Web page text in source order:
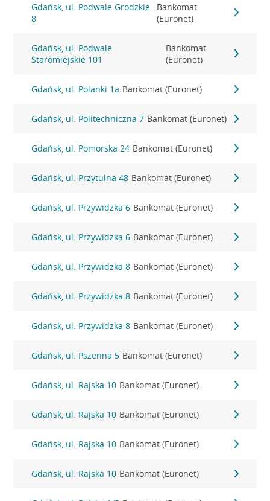
Gdańsk, ul. Podwale Grodzkie
8
Bankomat
(Euronet)
Gdańsk, ul. Podwale
Staromiejskie 101
Bankomat
(Euronet)
Gdańsk, ul. Polanki 1a Bankomat (Euronet)
Gdańsk, ul. Politechniczna 7 Bankomat (Euronet)
Gdańsk, ul. Pomorska 24 Bankomat (Euronet)
Gdańsk, ul. Przytulna 48 Bankomat (Euronet)
Gdańsk, ul. Przywidzka 6 Bankomat (Euronet)
Gdańsk, ul. Przywidzka 6 Bankomat (Euronet)
Gdańsk, ul. Przywidzka 8 Bankomat (Euronet)
Gdańsk, ul. Przywidzka 8 Bankomat (Euronet)
Gdańsk, ul. Przywidzka 8 Bankomat (Euronet)
Gdańsk, ul. Pszenna 5 Bankomat (Euronet)
Gdańsk, ul. Rajska 10 Bankomat (Euronet)
Gdańsk, ul. Rajska 10 Bankomat (Euronet)
Gdańsk, ul. Rajska 10 Bankomat (Euronet)
Gdańsk, ul. Rajska 10 Bankomat (Euronet)